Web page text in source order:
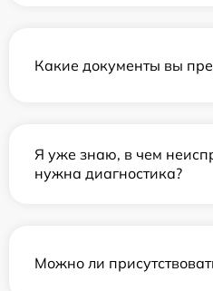
Какие документы вы
Я уже знаю, в чем
нужна диагностика?
Можно ли